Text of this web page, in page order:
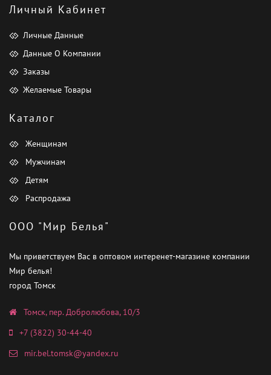
Личный Кабинет
Личные Данные
Данные О Компании
Заказы
Желаемые Товары
Каталог
Женщинам
Мужчинам
Детям
Распродажа
ООО "Мир Белья"
Мы приветствуем Вас в оптовом интеренет-магазине компании
Мир белья!
город Томск
Томск, пер. Добролюбова, 10/3
+7 (3822) 30-44-40
mir.bel.tomsk@yandex.ru